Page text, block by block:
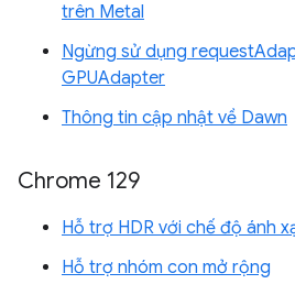
trên Metal
Ngừng sử dụng
GPUAdapter
Thông tin cập nhật về Dawn
Chrome 129
Hỗ trợ HDR với chế độ ánh
Hỗ trợ nhóm con mở rộng